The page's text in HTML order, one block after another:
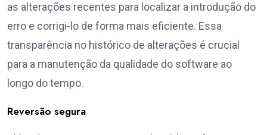
as alterações recentes para localizar a introdução do
erro e corrigi-lo de forma mais eficiente. Essa
transparência no histórico de alterações é crucial
para a manutenção da qualidade do software ao
longo do tempo.
Reversão segura